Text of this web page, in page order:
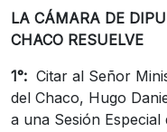
LA CÁMARA DE
CHACO RESUELVE
1°: Citar al Señor
del Chaco, Hugo
a una Sesión